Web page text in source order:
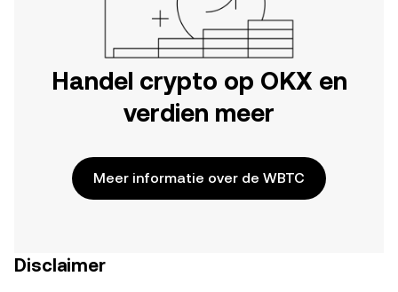
Handel crypto op OKX en
verdien meer
Meer informatie over de WBTC
Disclaimer